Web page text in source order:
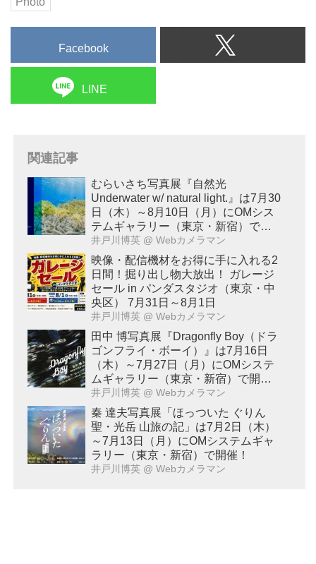
Facebook
LINE
関連記事
むらいさち写真展『自然光
Underwater w/ natural light.』は7月30
日（木）～8月10日（月）にOMシス
テムギャラリー（東京・新宿）で開
催！
井戸川博英 @ Webカメラマン
映像・配信機材をお得に手に入れる2
日間！掘り出し物大放出！ ガレージ
セール in パンダスタジオ（東京・中
央区） 7月31日～8月1日
井戸川博英 @ Webカメラマン
田中 博写真展『Dragonfly Boy（ドラ
ゴンフライ・ボーイ）』は7月16日
（木）～7月27日（月）にOMシステ
ムギャラリー（東京・新宿）で開
催！
井戸川博英 @ Webカメラマン
秦 達夫写真展「ほっついた ぐりん
聖・光岳 山旅の記」は7月2日（木）
～7月13日（月）にOMシステムギャ
ラリー（東京・新宿）で開催！
井戸川博英 @ Webカメラマン